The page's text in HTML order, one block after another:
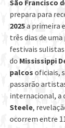
São Francisco
prepara para
2025a primeira
três dias de
festivais
do Mississippi
palcos oficiais,
passarão
internacional, a
Steele,
ocorrem entre